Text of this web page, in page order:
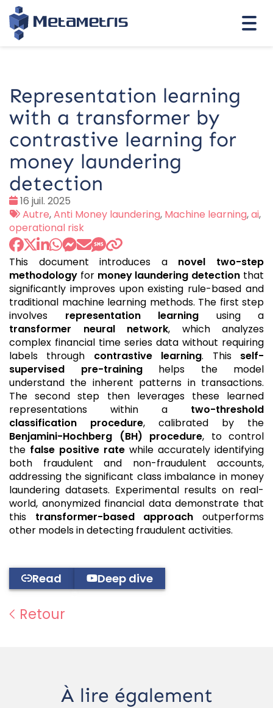
Representation learning
with a transformer by
contrastive learning for
money laundering
detection
Date
:
16 juil. 2025
Tags
:
Autre,Anti Money laundering, Machine learning,ai,
operational risk
This document introduces a novel two-step
methodology for money laundering detection that
significantly improves upon existing rule-based and
traditional machine learning methods. The first step
involves representation learning using a
transformer neural network, which analyzes
complex financial time series data without requiring
labels through contrastive learning. This self-
supervised pre-traininghelps the model
understand the inherent patterns in transactions.
The second step then leverages these learned
representations within a two-threshold
classification procedure, calibrated by the
Benjamini-Hochberg (BH) procedure, to control
the false positive rate while accurately identifying
both fraudulent and non-fraudulent accounts,
addressing the significant class imbalance in money
laundering datasets. Experimental results on real-
world, anonymized financial data demonstrate that
this transformer-based approach outperforms
other models in detecting fraudulent activities.
Read Deep dive
Retour
À lire également